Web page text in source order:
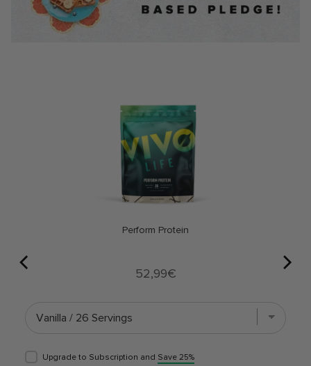
Perform Protein
Price
52,99€
Upgrade to Subscription and Save 25%